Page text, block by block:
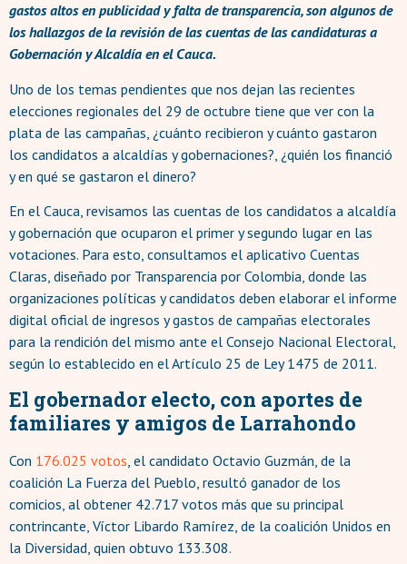
gastos altos en publicidad y falta de transparencia, son algunos de
los hallazgos de la revisión de las cuentas de las candidaturas a
Gobernación y Alcaldía en el Cauca.
Uno de los temas pendientes que nos dejan las recientes
elecciones regionales del 29 de octubre tiene que ver con la
plata de las campañas, ¿cuánto recibieron y cuánto gastaron
los candidatos a alcaldías y gobernaciones?, ¿quién los financió
y en qué se gastaron el dinero?
En el Cauca, revisamos las cuentas de los candidatos a alcaldía
y gobernación que ocuparon el primer y segundo lugar en las
votaciones. Para esto, consultamos el aplicativo Cuentas
Claras, diseñado por Transparencia por Colombia, donde las
organizaciones políticas y candidatos deben elaborar el informe
digital oficial de ingresos y gastos de campañas electorales
para la rendición del mismo ante el Consejo Nacional Electoral,
según lo establecido en el Artículo 25 de Ley 1475 de 2011.
El gobernador electo, con aportes de
familiares y amigos de Larrahondo
Con 176.025 votos , el candidato Octavio Guzmán, de la
coalición La Fuerza del Pueblo, resultó ganador de los
comicios, al obtener 42.717 votos más que su principal
contrincante, Víctor Libardo Ramírez, de la coalición Unidos en
la Diversidad, quien obtuvo 133.308.